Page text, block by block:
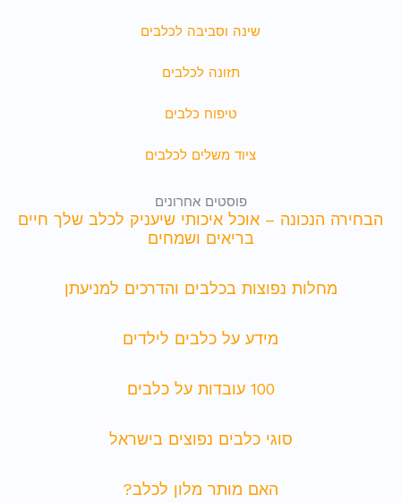
שינה וסביבה לכלבים
תזונה לכלבים
טיפוח כלבים
ציוד משלים לכלבים
פוסטים אחרונים
הבחירה הנכונה – אוכל איכותי שיעניק לכלב שלך חיים
בריאים ושמחים
מחלות נפוצות בכלבים והדרכים למניעתן
מידע על כלבים לילדים
100 עובדות על כלבים
סוגי כלבים נפוצים בישראל
האם מותר מלון לכלב?